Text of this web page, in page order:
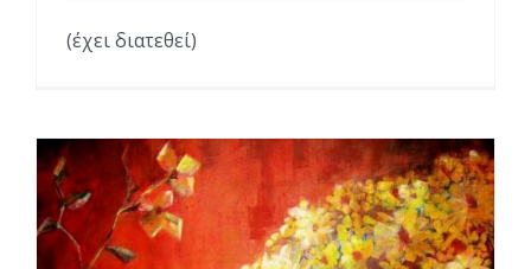
(έχει διατεθεί)